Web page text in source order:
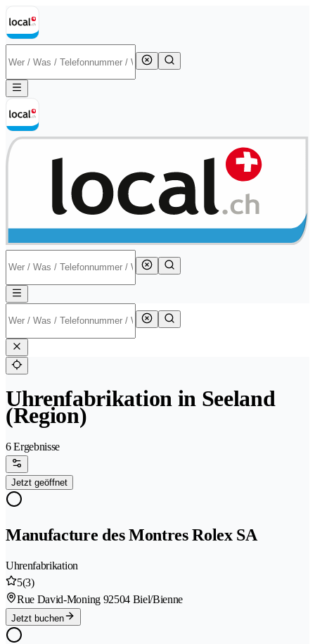
Uhrenfabrikation in Seeland
(Region)
6 Ergebnisse
Jetzt geöffnet
Manufacture des Montres Rolex SA
Uhrenfabrikation
5(3)
Rue David-Moning 92504 Biel/Bienne
Jetzt buchen